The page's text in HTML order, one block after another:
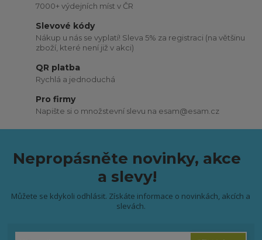
7000+ výdejních míst v ČR
Slevové kódy
Nákup u nás se vyplatí! Sleva 5% za registraci (na většinu
zboží, které není již v akci)
QR platba
Rychlá a jednoduchá
Pro firmy
Napište si o množstevní slevu na esam@esam.cz
Nepropásněte novinky, akce
a slevy!
Můžete se kdykoli odhlásit. Získáte informace o novinkách, akcích a
slevách.